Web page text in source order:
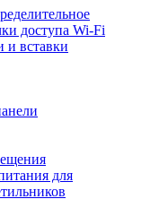
доступа Wi-Fi
и вставки
для